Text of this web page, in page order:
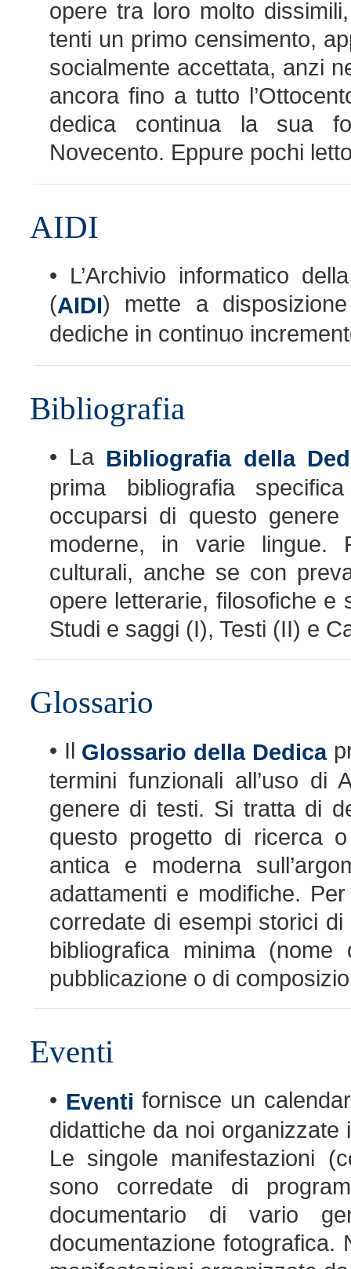
opere tra loro molto
tenti un primo censimento,
socialmente accettata, anzi
ancora fino a tutto
dedica continua la sua
Novecento. Eppure pochi
AIDI
• L’Archivio informatico
(AIDI) mette a
dediche in continuo
Bibliografia
• La Bibliografia della
prima bibliografia
occuparsi di questo
moderne, in varie lingue.
culturali, anche se con
opere letterarie, filosofiche e
Studi e saggi (I), Testi (II) e
Glossario
• Il Glossario della Dedica
termini funzionali all’uso
genere di testi. Si tratta di
questo progetto di ricerca
antica e moderna
adattamenti e modifiche.
corredate di esempi storici
bibliografica minima (nome
pubblicazione o di
Eventi
• Eventi fornisce un
didattiche da noi
Le singole manifestazioni
sono corredate di
documentario di vario
documentazione fotografica.